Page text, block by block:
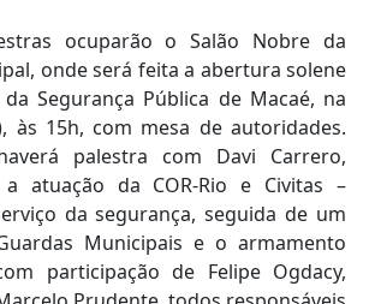
ocuparão o Salão Nobre da
onde será feita a abertura solene
Segurança Pública de Macaé, na
às 15h, com mesa de autoridades.
palestra com Davi Carrero,
a atuação da COR-Rio e Civitas –
da segurança, seguida de um
Municipais e o armamento
participação de Felipe Ogdacy,